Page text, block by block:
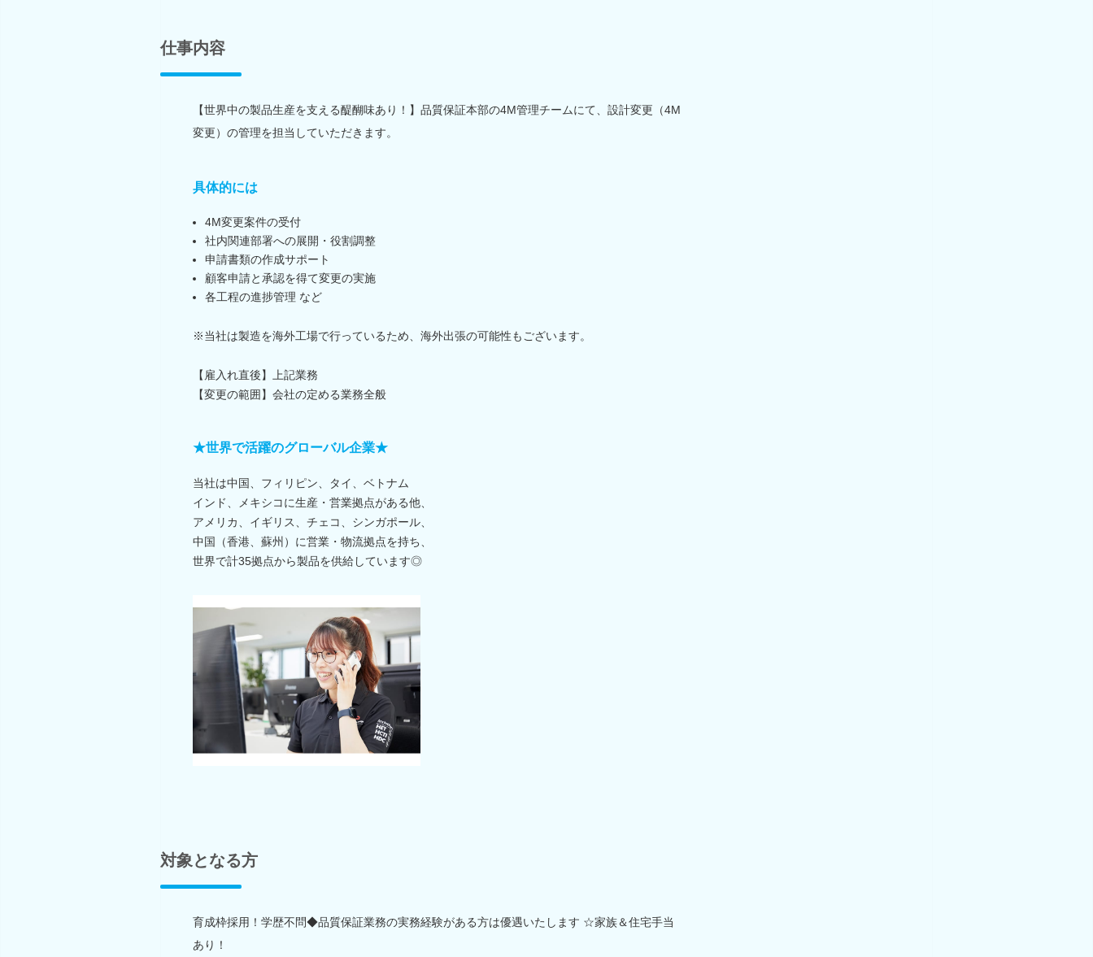
仕事内容
【世界中の製品生産を支える醍醐味あり！】品質保証本部の4M管理チームにて、設計変更（4M
変更）の管理を担当していただきます。
具体的には
4M変更案件の受付
社内関連部署への展開・役割調整
申請書類の作成サポート
顧客申請と承認を得て変更の実施
各工程の進捗管理 など
※当社は製造を海外工場で行っているため、海外出張の可能性もございます。
【雇入れ直後】上記業務
【変更の範囲】会社の定める業務全般
★世界で活躍のグローバル企業★
当社は中国、フィリピン、タイ、ベトナム
インド、メキシコに生産・営業拠点がある他、
アメリカ、イギリス、チェコ、シンガポール、
中国（香港、蘇州）に営業・物流拠点を持ち、
世界で計35拠点から製品を供給しています◎
対象となる方
育成枠採用！学歴不問◆品質保証業務の実務経験がある方は優遇いたします ☆家族＆住宅手当
あり！